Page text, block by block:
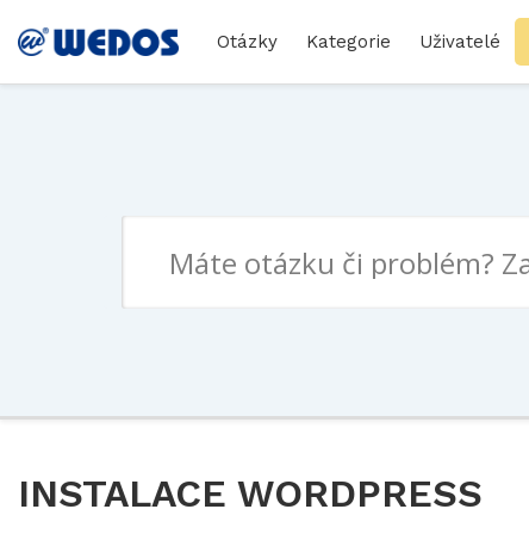
Otázky Kategorie Uživatelé
INSTALACE WORDPRESS